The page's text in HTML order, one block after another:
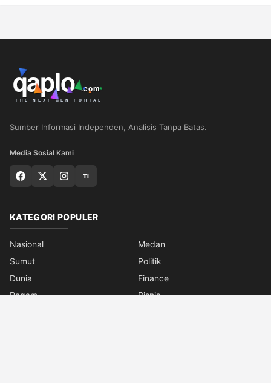
Sumber Informasi Independen, Analisis Tanpa Batas.
Media Sosial Kami
TI
KATEGORI POPULER
Nasional
Medan
Sumut
Politik
Dunia
Finance
Ragam
Bisnis